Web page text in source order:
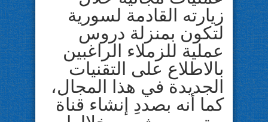
زيارته القادمة لسورية
لتكون بمنزلة دروس
عملية للزملاء الراغبين
بالاطلاع على التقنيات
الجديدة في هذا المجال،
كما أنه بصددِ إنشاء قناة